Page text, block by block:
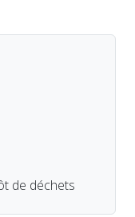
de déchets